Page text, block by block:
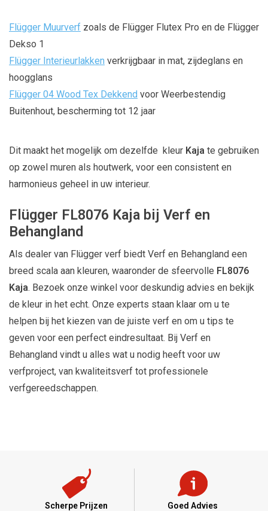
Flügger Muurverf zoals de Flügger Flutex Pro en de Flügger
Dekso 1
Flügger Interieurlakken verkrijgbaar in mat, zijdeglans en
hoogglans
Flügger 04 Wood Tex Dekkend voor Weerbestendig
Buitenhout, bescherming tot 12 jaar
Dit maakt het mogelijk om dezelfde kleur Kaja te gebruiken
op zowel muren als houtwerk, voor een consistent en
harmonieus geheel in uw interieur.
Flügger FL8076 Kaja bij Verf en
Behangland
Als dealer van Flügger verf biedt Verf en Behangland een
breed scala aan kleuren, waaronder de sfeervolle FL8076
Kaja. Bezoek onze winkel voor deskundig advies en bekijk
de kleur in het echt. Onze experts staan klaar om u te
helpen bij het kiezen van de juiste verf en om u tips te
geven voor een perfect eindresultaat. Bij Verf en
Behangland vindt u alles wat u nodig heeft voor uw
verfproject, van kwaliteitsverf tot professionele
verfgereedschappen.
Scherpe Prijzen Goed Advies